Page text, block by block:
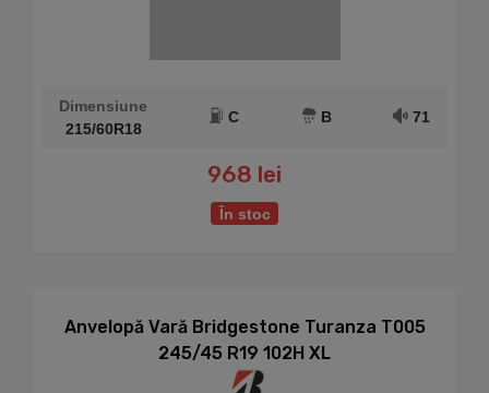
Dimensiune
215/60R18
C B 71
968 lei
În stoc
Anvelopă Vară Bridgestone Turanza T005
245/45 R19 102H XL